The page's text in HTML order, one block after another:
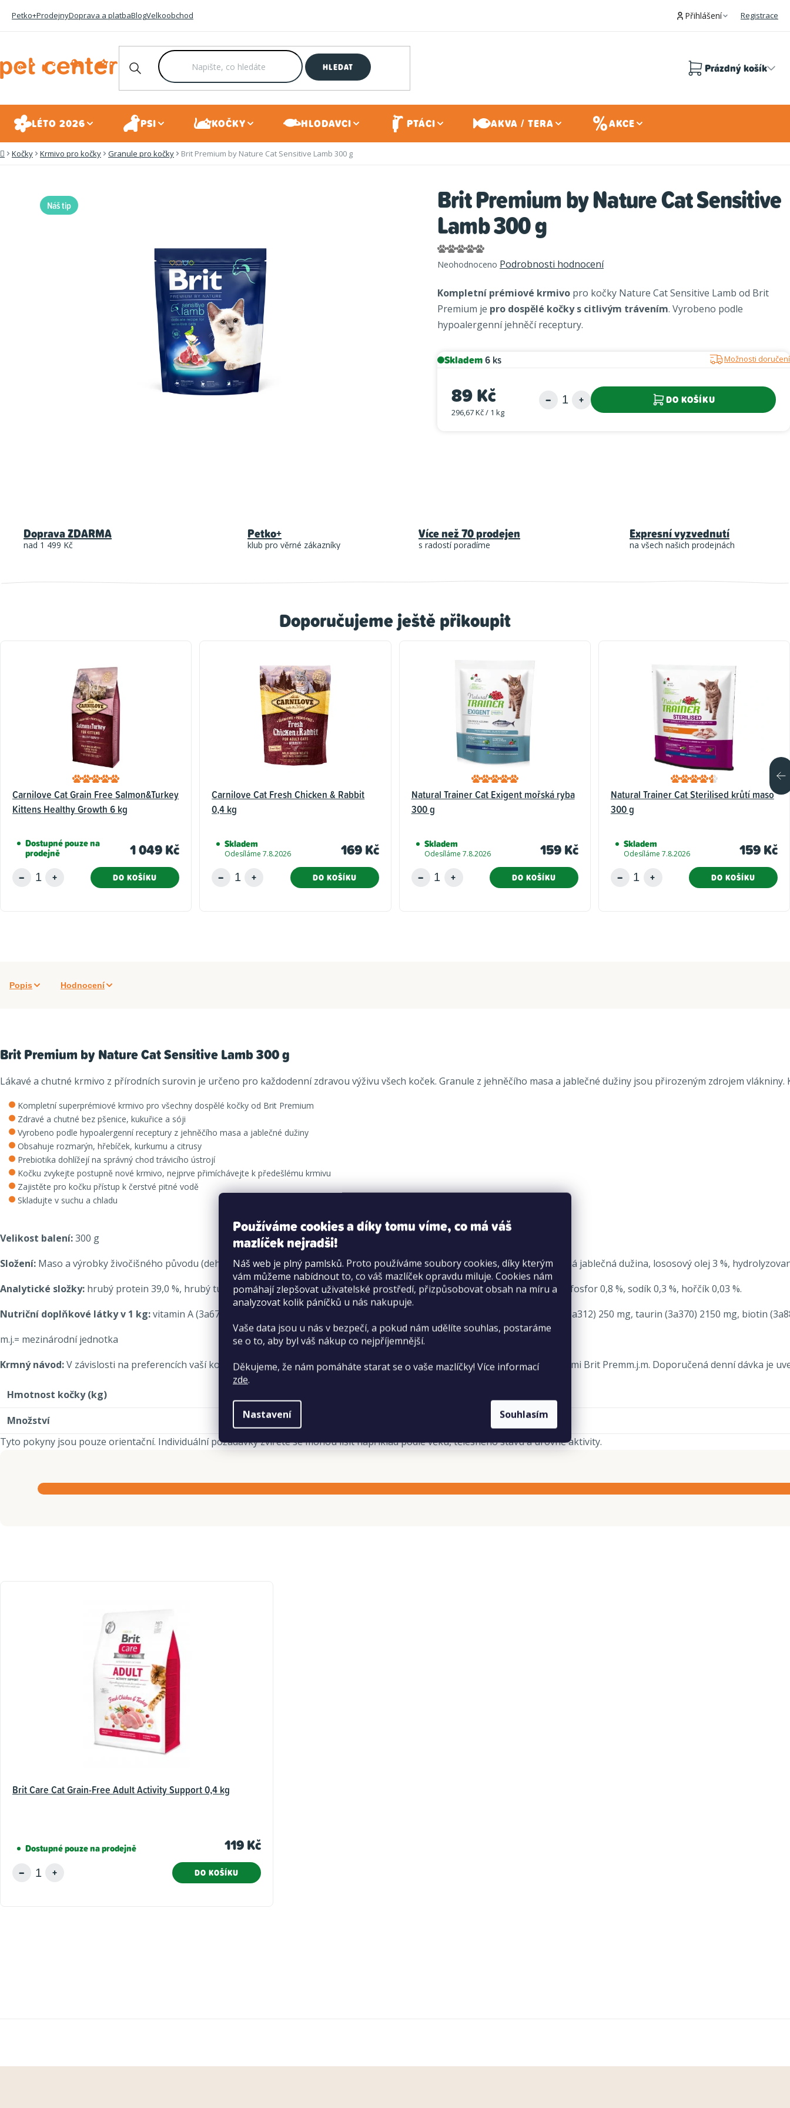
Používáme cookies a díky tomu víme, co má váš
mazlíček nejradši!
Náš web je plný pamlsků. Proto používáme soubory cookies, díky kterým
vám můžeme nabídnout to, co váš mazlíček opravdu miluje. Cookies nám
pomáhají zlepšovat uživatelské prostředí, přizpůsobovat obsah na míru a
analyzovat kolik páníčků u nás nakupuje.
Vaše data jsou u nás v bezpečí, a pokud nám udělíte souhlas, postaráme
se o to, aby byl váš nákup co nejpříjemnější.
Děkujeme, že nám pomáháte starat se o vaše mazlíčky! Více informací
zde.
Nastavení Souhlasím
Petko+ProdejnyDoprava a platbaBlogVelkoobchod Přihlášení Registrace
HLEDAT Prázdný košík
LÉTO 2026 PSI KOČKY HLODAVCI PTÁCI AKVA / TERA AKCE
DomůKočky Krmivo pro kočky Granule pro kočky Brit Premium by Nature Cat Sensitive Lamb 300 g
Brit Premium by Nature Cat Sensitive
Lamb 300 g
Průměrné
hodnocení
je
0,0
z
hvězdiček.
Neohodnoceno Podrobnosti hodnocení
Kompletní prémiové krmivo pro kočky Nature Cat Sensitive Lamb od Brit
Premium je pro dospělé kočky s citlivým trávením. Vyrobeno podle
hypoalergenní jehněčí receptury.
Skladem6 ks Možnosti doručení
89 Kč
Měrná cena:
296,67 Kč / 1 kg
DO KOŠÍKU
Náš tip
Doporučujeme ještě přikoupit
Carnilove Cat Grain Free Salmon&Turkey
Kittens Healthy Growth 6 kg
Dostupné pouze na
prodejně 1 049 Kč
DO KOŠÍKU
Carnilove Cat Fresh Chicken & Rabbit
0,4 kg
Skladem
Odesíláme 7.8.2026 169 Kč
DO KOŠÍKU
Natural Trainer Cat Exigent mořská ryba
300 g
Skladem
Odesíláme 7.8.2026 159 Kč
DO KOŠÍKU
Natural Trainer Cat Sterilised krůtí maso
300 g
Skladem
Odesíláme 7.8.2026 159 Kč
DO KOŠÍKU
Doprava ZDARMA
nad 1 499 Kč
Petko+
klub pro věrné zákazníky
Více než 70 prodejen
s radostí poradíme
Expresní vyzvednutí
na všech našich prodejnách
Popis Hodnocení
Brit Premium by Nature Cat Sensitive Lamb 300 g
Lákavé a chutné krmivo z přírodních surovin je určeno pro každodenní zdravou výživu všech koček. Granule z jehněčího masa a jablečné dužiny jsou přirozeným zdrojem
Kompletní superprémiové krmivo pro všechny dospělé kočky od Brit Premium
Zdravé a chutné bez pšenice, kukuřice a sóji
Vyrobeno podle hypoalergenní receptury z jehněčího masa a jablečné dužiny
Obsahuje rozmarýn, hřebíček, kurkumu a citrusy
Prebiotika dohlížejí na správný chod trávicího ústrojí
Kočku zvykejte postupně nové krmivo, nejprve přimíchávejte k předešlému krmivu
Zajistěte pro kočku přístup k čerstvé pitné vodě
Skladujte v suchu a chladu
Velikost balení:300 g
Složení: Maso a výrobky živočišného původu (dehydrované jehněčí 20 %), rýže, dehydrovaná krůta 15 %, hrášek, kuřecí tuk, sušená jablečná dužina, lososový olej 3 %,
Analytické složky: hrubý protein 39,0 %, hrubý tuk 16,0 %, hrubá vláknina 2,5 %, hrubý popel 6,0 %, vlhkost 10,0 %, vápník 1,2 %, fosfor 0,8 %, sodík 0,3 %, hořčík 0,03 %.
Nutriční doplňkové látky v 1 kg:vitamin A (3a672a) 20000 M.J., vitamin D3 (3a671) 850 M.J., vitamin E (3a700) 600 mg, vitamin C (3a312) 250 mg, taurin (3a370) 2150 mg, biotin
m.j.= mezinárodní jednotka
Krmný návod:V závislosti na preferencích vaší kočky můžete krmivo podávat suché, zvlhčené vodou nebo v kombinaci s kapsičkami Brit Premm.j.m. Doporučená denní dávka
Hmotnost kočky (kg)
Množství
Tyto pokyny jsou pouze orientační. Individuální požadavky zvířete se mohou lišit například podle věku, tělesného stavu a úrovně aktivity.
Brit Care Cat Grain-Free Adult Activity Support 0,4 kg
Dostupné pouze na prodejně 119 Kč
DO KOŠÍKU